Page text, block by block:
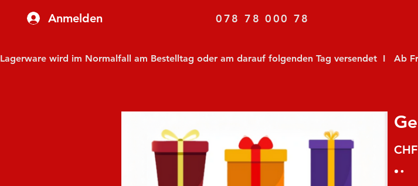
Anmelden 078 78 000
Lagerware wird im Normalfall am Bestelltag oder am darauf folgenden Tag versendet  I   Ab